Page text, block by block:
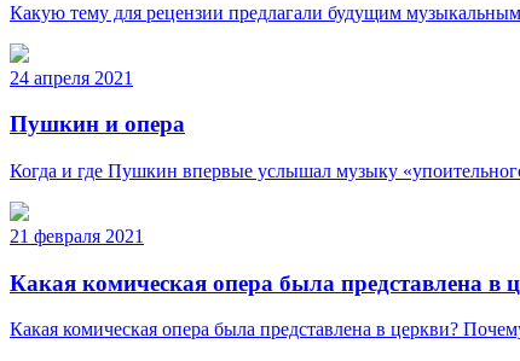
Какую тему для рецензии предлагали будущим
24 апреля 2021
Пушкин и опера
Когда и где Пушкин впервые услышал музыку
21 февраля 2021
Какая комическая опера была представлена в
Какая комическая опера была представлена в церкви?